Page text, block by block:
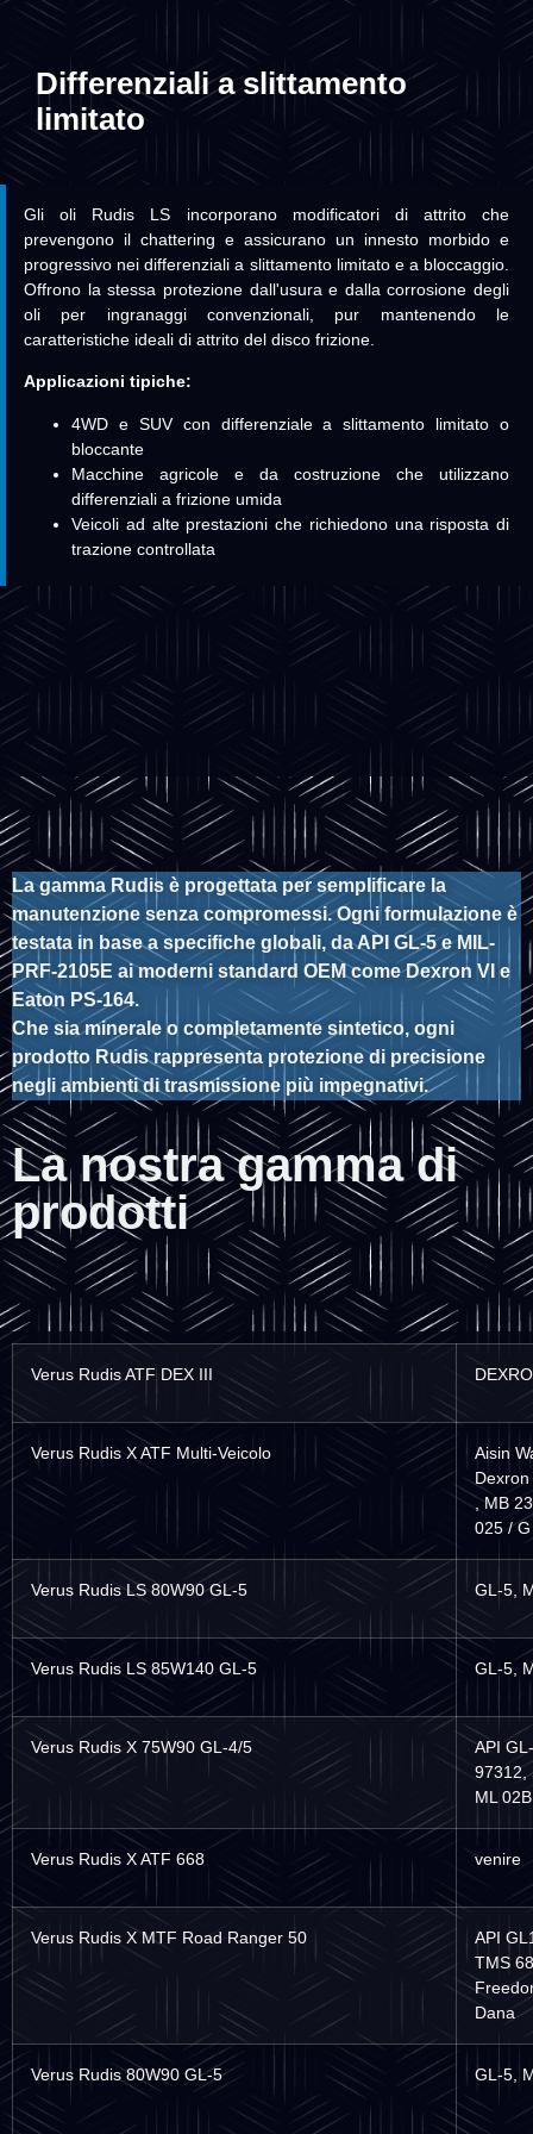
Differenziali a slittamento
limitato
Gli oli Rudis LS incorporano modificatori di attrito che
prevengono il chattering e assicurano un innesto morbido e
progressivo nei differenziali a slittamento limitato e a bloccaggio.
Offrono la stessa protezione dall'usura e dalla corrosione degli
oli per ingranaggi convenzionali, pur mantenendo le
caratteristiche ideali di attrito del disco frizione.
Applicazioni tipiche:
4WD e SUV con differenziale a slittamento limitato o
bloccante
Macchine agricole e da costruzione che utilizzano
differenziali a frizione umida
Veicoli ad alte prestazioni che richiedono una risposta di
trazione controllata
La gamma Rudis è progettata per semplificare la
manutenzione senza compromessi. Ogni formulazione è
testata in base a specifiche globali, da API GL-5 e MIL-
PRF-2105E ai moderni standard OEM comeDexron VI e
Eaton PS-164.
Che sia minerale o completamente sintetico, ogni
prodotto Rudisrappresenta protezione di precisione
negli ambienti di trasmissione più impegnativi.
La nostra gamma di
prodotti
Verus Rudis ATF DEX III
Verus Rudis X ATF Multi-Veicolo
Aisin
, MB
025 /
Verus Rudis LS 80W90 GL-5 GL-5,
Verus Rudis LS 85W140 GL-5 GL-5,
Verus Rudis X 75W90 GL-4/5
API
97312,
ML
Verus Rudis X ATF 668 venire
Verus Rudis X MTF Road Ranger 50
API
TMS
Dana
Verus Rudis 80W90 GL-5 GL-5,